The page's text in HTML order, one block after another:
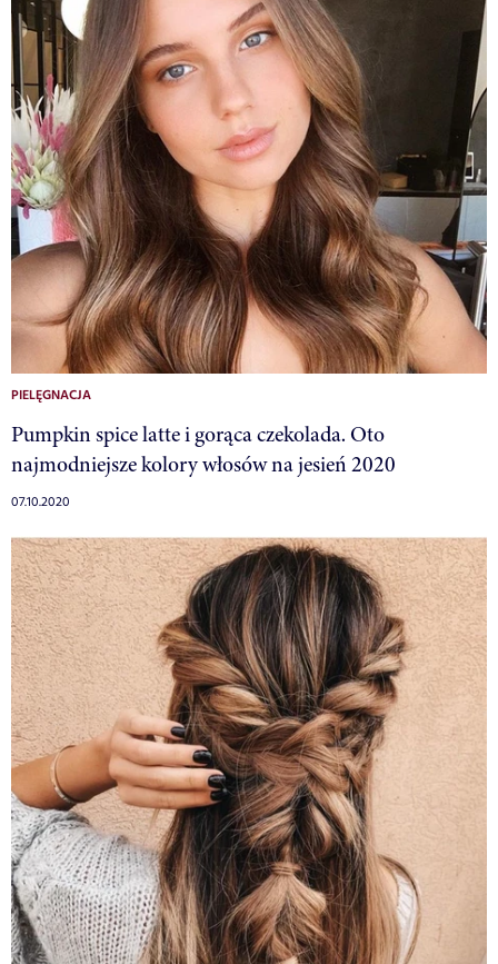
PIELĘGNACJA
Pumpkin spice latte i gorąca czekolada. Oto
najmodniejsze kolory włosów na jesień 2020
07.10.2020